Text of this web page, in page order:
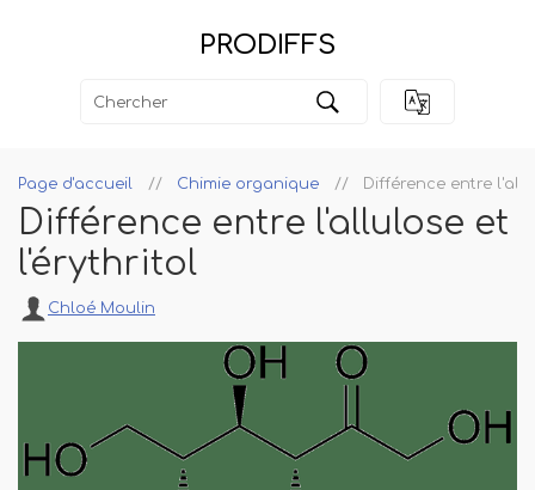
PRODIFFS
Page d'accueil Chimie organique Différence entre
Différence entre l'allulose et
l'érythritol
Chloé Moulin